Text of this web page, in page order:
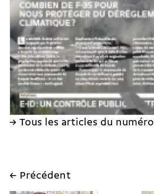
→ Tous les articles du numéro
← Précédent